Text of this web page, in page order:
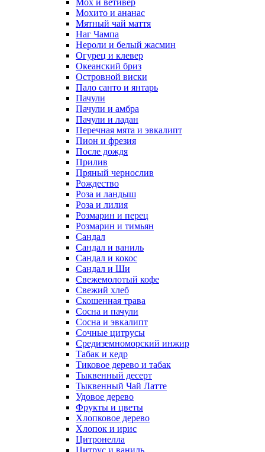
Мох и ветивер
Мохито и ананас
Мятный чай маття
Наг Чампа
Нероли и белый жасмин
Огурец и клевер
Океанский бриз
Островной виски
Пало санто и янтарь
Пачули
Пачули и амбра
Пачули и ладан
Перечная мята и эвкалипт
Пион и фрезия
После дождя
Прилив
Пряный чернослив
Рождество
Роза и ландыш
Роза и лилия
Розмарин и перец
Розмарин и тимьян
Сандал
Сандал и ваниль
Сандал и кокос
Сандал и Ши
Свежемолотый кофе
Свежий хлеб
Скошенная трава
Сосна и пачули
Сосна и эвкалипт
Сочные цитрусы
Средиземноморский инжир
Табак и кедр
Тиковое дерево и табак
Тыквенный десерт
Тыквенный Чай Латте
Удовое дерево
Фрукты и цветы
Хлопковое дерево
Хлопок и ирис
Цитронелла
Цитрус и ваниль